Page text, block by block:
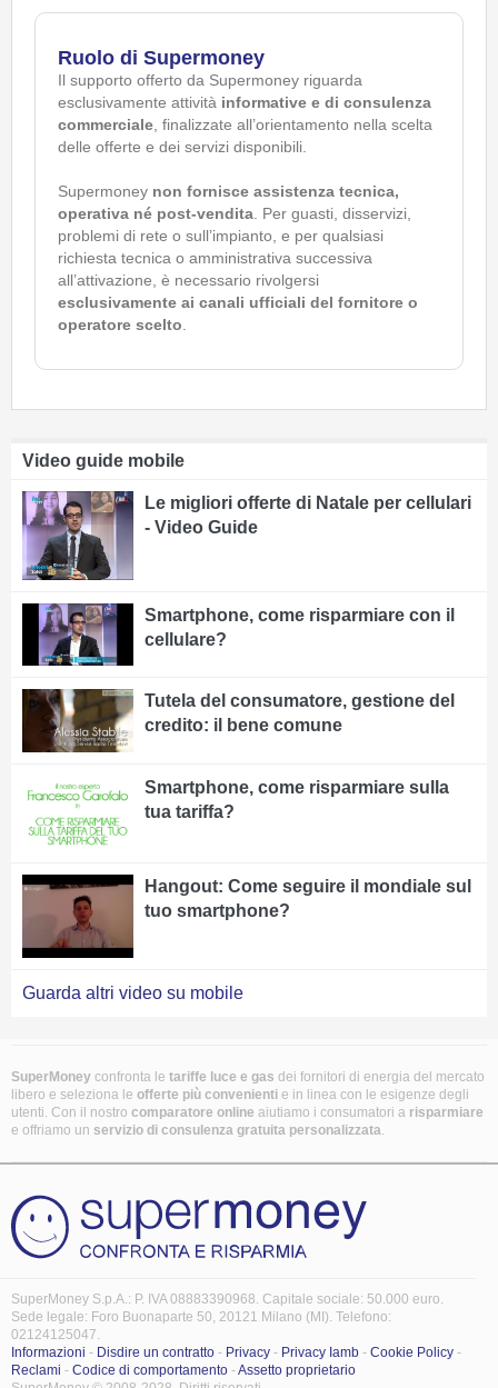
Ruolo di Supermoney
Il supporto offerto da Supermoney riguarda
esclusivamente attività informative e di consulenza
commerciale , finalizzate all’orientamento nella scelta
delle offerte e dei servizi disponibili.
Supermoney non fornisce assistenza tecnica,
operativa né post-vendita . Per guasti, disservizi,
problemi di rete o sull’impianto, e per qualsiasi
richiesta tecnica o amministrativa successiva
all’attivazione, è necessario rivolgersi
esclusivamente ai canali ufficiali del fornitore o
operatore scelto
Video guide mobile
Le migliori offerte di Natale per cellulari
- Video Guide
Smartphone, come risparmiare con il
cellulare?
Tutela del consumatore, gestione del
credito: il bene comune
Smartphone, come risparmiare sulla
tua tariffa?
Hangout: Come seguire il mondiale sul
tuo smartphone?
Guarda altri video su mobile
SuperMoney confronta le tariffe luce e gas dei fornitori di energia del mercato
libero e seleziona le offerte più convenienti e in linea con le esigenze degli
utenti. Con il nostro comparatore online aiutiamo i consumatori a risparmiare
e offriamo un servizio di consulenza gratuita personalizzata.
SuperMoney S.p.A.: P. IVA 08883390968. Capitale sociale: 50.000 euro.
Sede legale: Foro Buonaparte 50, 20121 Milano (MI). Telefono:
02124125047.
Informazioni - Disdire un contratto - Privacy - Privacy Iamb - Cookie Policy -
Reclami - Codice di comportamento -Assetto proprietario